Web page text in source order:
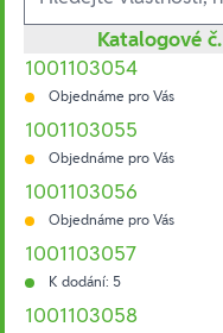
Katalogové č.
1001103054
Objednáme pro Vás
1001103055
Objednáme pro Vás
1001103056
Objednáme pro Vás
1001103057
K dodání: 5
1001103058